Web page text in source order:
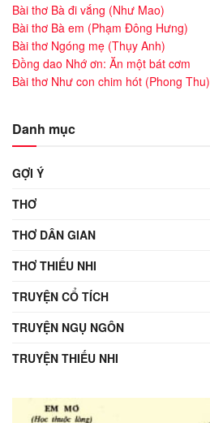
Bài thơ Bà đi vắng (Như Mao)
Bài thơ Bà em (Phạm Đông Hưng)
Bài thơ Ngóng mẹ (Thụy Anh)
Đồng dao Nhớ ơn: Ăn một bát cơm
Bài thơ Như con chim hót (Phong Thu)
Danh mục
GỢI Ý
THƠ
THƠ DÂN GIAN
THƠ THIẾU NHI
TRUYỆN CỔ TÍCH
TRUYỆN NGỤ NGÔN
TRUYỆN THIẾU NHI